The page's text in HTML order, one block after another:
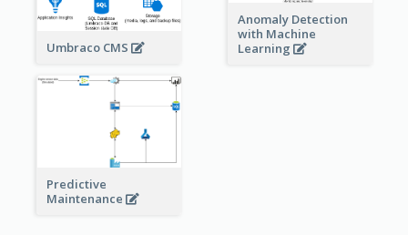
Umbraco CMS
Anomaly Detection
with Machine
Learning
Predictive
Maintenance